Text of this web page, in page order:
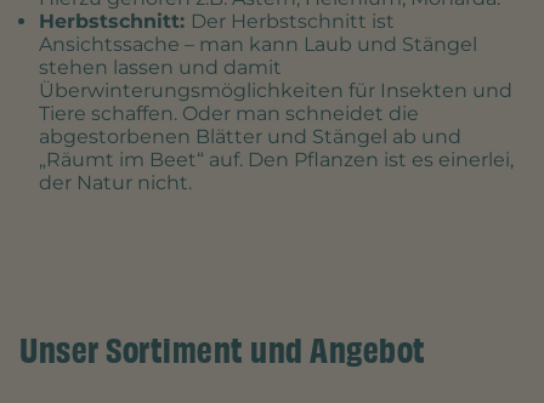
Herbstschnitt: Der Herbstschnitt ist
Ansichtssache – man kann Laub und Stängel
stehen lassen und damit
Überwinterungsmöglichkeiten für Insekten und
Tiere schaffen. Oder man schneidet die
abgestorbenen Blätter und Stängel ab und
„Räumt im Beet“ auf. Den Pflanzen ist es einerlei,
der Natur nicht.
Unser Sortiment und Angebot